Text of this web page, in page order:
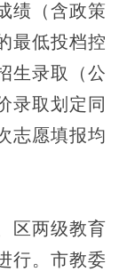
绩（含政策
最低投档控
生录取（公
录取划定同
志愿填报均
区两级教育
行。市教委